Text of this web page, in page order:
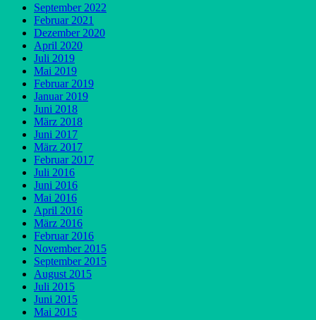
September 2022
Februar 2021
Dezember 2020
April 2020
Juli 2019
Mai 2019
Februar 2019
Januar 2019
Juni 2018
März 2018
Juni 2017
März 2017
Februar 2017
Juli 2016
Juni 2016
Mai 2016
April 2016
März 2016
Februar 2016
November 2015
September 2015
August 2015
Juli 2015
Juni 2015
Mai 2015